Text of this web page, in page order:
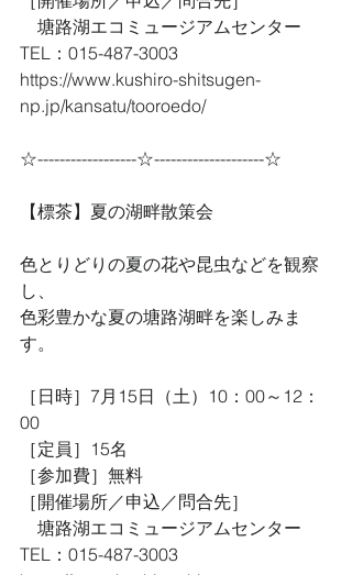
塘路湖エコミュージアムセンター
TEL：015-487-3003
https://www.kushiro-shitsugen-
np.jp/kansatu/tooroedo/
☆------------------☆--------------------☆
【標茶】夏の湖畔散策会
色とりどりの夏の花や昆虫などを観察
し、
色彩豊かな夏の塘路湖畔を楽しみま
す。
［日時］7月15日（土）10：00～12：
00
［定員］15名
［参加費］無料
［開催場所／申込／問合先］
塘路湖エコミュージアムセンター
TEL：015-487-3003